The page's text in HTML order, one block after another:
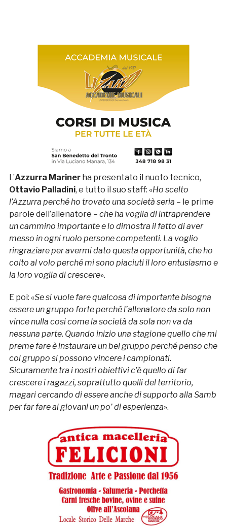
L’Azzurra Marinerha presentato il nuoto tecnico,
Ottavio Palladini, e tutto il suo staff: «Ho scelto
l’Azzurra perché ho trovato una società seria – le prime
parole dell’allenatore – che ha voglia di intraprendere
un cammino importante e lo dimostra il fatto di aver
messo in ogni ruolo persone competenti. La voglio
ringraziare per avermi dato questa opportunità, che ho
colto al volo perché mi sono piaciuti il loro entusiasmo e
la loro voglia di crescere».
E poi: «Se si vuole fare qualcosa di importante bisogna
essere un gruppo forte perché l’allenatore da solo non
vince nulla cosi come la società da sola non va da
nessuna parte. Quando inizio una stagione quello che mi
preme fare è instaurare un bel gruppo perché penso che
col gruppo si possono vincere i campionati.
Sicuramente tra i nostri obiettivi c’è quello di far
crescere i ragazzi, soprattutto quelli del territorio,
magari cercando di essere anche di supporto alla Samb
per far fare ai giovani un po’ di esperienza».